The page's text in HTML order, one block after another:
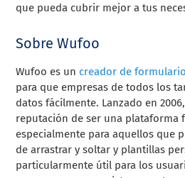
que pueda cubrir mejor a tus
Sobre Wufoo
Wufoo es un creador de
para que empresas de todos los
datos fácilmente. Lanzado en
reputación de ser una plataforma
especialmente para aquellos que
de arrastrar y soltar y plantillas
particularmente útil para los